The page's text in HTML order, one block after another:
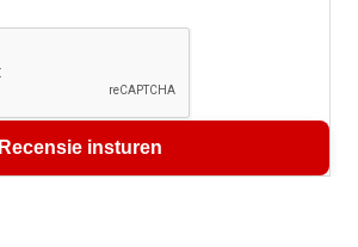
Recensie insturen